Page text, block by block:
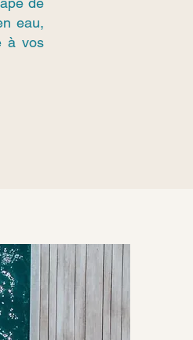
eau,
à vos